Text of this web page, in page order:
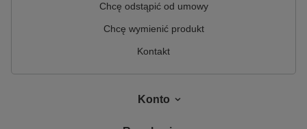
Chcę odstąpić od umowy
Chcę wymienić produkt
Kontakt
Konto